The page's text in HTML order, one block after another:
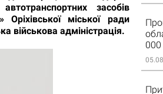
засобів
Оріхівської міської ради
військова адміністрація.
000